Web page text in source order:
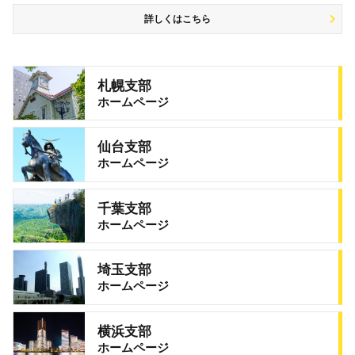
詳しくはこちら
札幌支部
ホームページ
仙台支部
ホームページ
千葉支部
ホームページ
埼玉支部
ホームページ
横浜支部
ホームページ